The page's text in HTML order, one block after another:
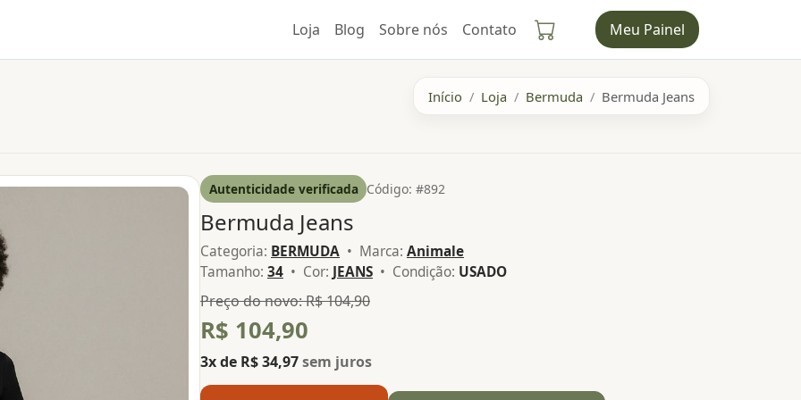
Loja Blog Sobre nós Contato Meu Painel
Início Loja Bermuda Bermuda Jeans
Autenticidade verificada Código: #892
Bermuda Jeans
Categoria: BERMUDA • Marca: Animale
Tamanho: 34 • Cor: JEANS • Condição: USADO
Preço do novo: R$ 104,90
R$ 104,90
3x de R$ 34,97sem juros